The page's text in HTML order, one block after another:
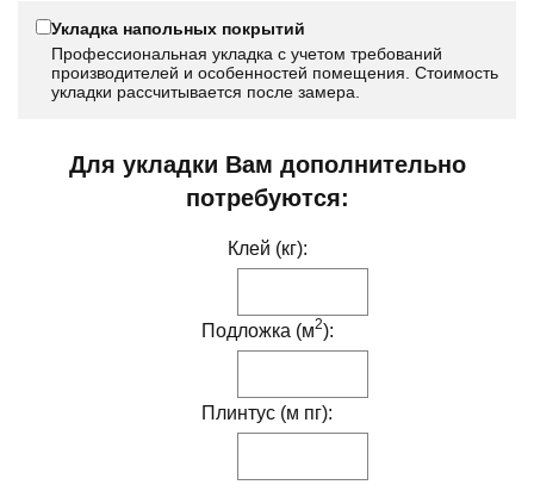
Укладка напольных покрытий
Профессиональная укладка с учетом требований
производителей и особенностей помещения. Стоимость
укладки рассчитывается после замера.
Для укладки Вам дополнительно
потребуются:
Клей (кг):
Подложка (м2):
Плинтус (м пг):